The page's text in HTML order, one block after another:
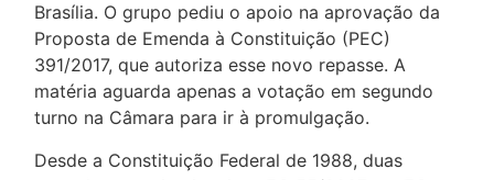
Brasília. O grupo pediu o apoio na aprovação da
Proposta de Emenda à Constituição (PEC)
391/2017, que autoriza esse novo repasse. A
matéria aguarda apenas a votação em segundo
turno na Câmara para ir à promulgação.
Desde a Constituição Federal de 1988, duas